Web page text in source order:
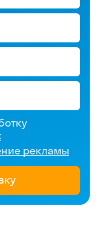
рекламы